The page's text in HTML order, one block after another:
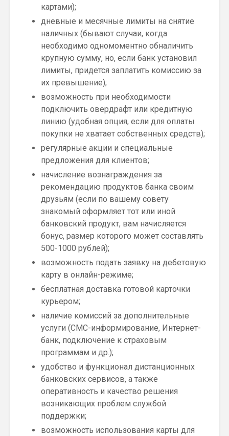
картами);
дневные и месячные лимиты на снятие
наличных (бывают случаи, когда
необходимо одномоментно обналичить
крупную сумму, но, если банк установил
лимиты, придется заплатить комиссию за
их превышение);
возможность при необходимости
подключить овердрафт или кредитную
линию (удобная опция, если для оплаты
покупки не хватает собственных средств);
регулярные акции и специальные
предложения для клиентов;
начисление вознаграждения за
рекомендацию продуктов банка своим
друзьям (если по вашему совету
знакомый оформляет тот или иной
банковский продукт, вам начисляется
бонус, размер которого может составлять
500-1000 рублей);
возможность подать заявку на дебетовую
карту в онлайн-режиме;
бесплатная доставка готовой карточки
курьером;
наличие комиссий за дополнительные
услуги (СМС-информирование, Интернет-
банк, подключение к страховым
программам и др.);
удобство и функционал дистанционных
банковских сервисов, а также
оперативность и качество решения
возникающих проблем службой
поддержки;
возможность использования карты для